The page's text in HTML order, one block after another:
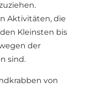
Aktivitäten, die
Kleinsten bis
der
sind.
von